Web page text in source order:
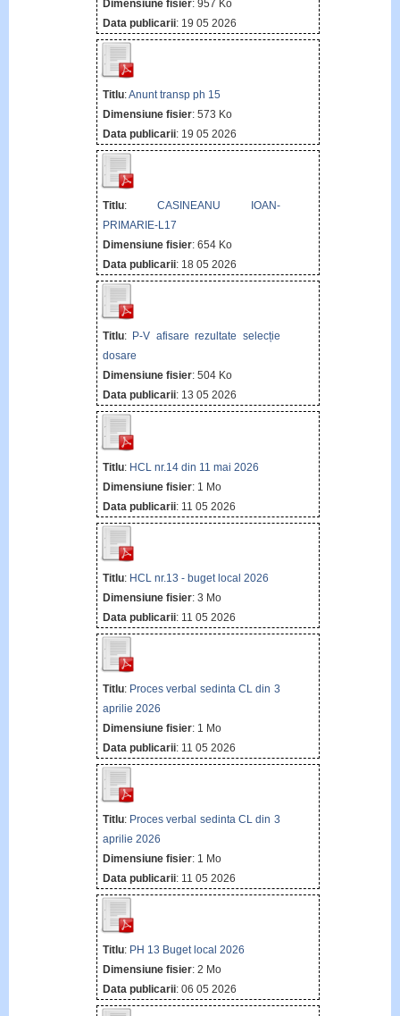
Dimensiune fisier: 957 Ko
Data publicarii: 19 05 2026
Titlu:Anunt transp ph 15
Dimensiune fisier: 573 Ko
Data publicarii: 19 05 2026
Titlu: CASINEANU IOAN-
PRIMARIE-L17
Dimensiune fisier: 654 Ko
Data publicarii: 18 05 2026
Titlu: P-V afisare rezultate selecție
dosare
Dimensiune fisier: 504 Ko
Data publicarii: 13 05 2026
Titlu: HCL nr.14 din 11 mai 2026
Dimensiune fisier: 1 Mo
Data publicarii: 11 05 2026
Titlu: HCL nr.13 - buget local 2026
Dimensiune fisier: 3 Mo
Data publicarii: 11 05 2026
Titlu: Proces verbal sedinta CL din 3
aprilie 2026
Dimensiune fisier: 1 Mo
Data publicarii: 11 05 2026
Titlu: Proces verbal sedinta CL din 3
aprilie 2026
Dimensiune fisier: 1 Mo
Data publicarii: 11 05 2026
Titlu: PH 13 Buget local 2026
Dimensiune fisier: 2 Mo
Data publicarii: 06 05 2026